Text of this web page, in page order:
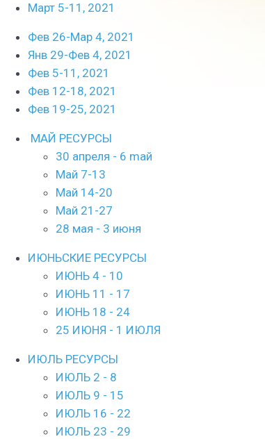
Март 5-11, 2021
Фев 26-Мар 4, 2021
Янв 29-Фев 4, 2021
Фев 5-11, 2021
Фев 12-18, 2021
Фев 19-25, 2021
МАЙ РЕСУРСЫ
30 апреля - 6 mай
Май 7-13
Май 14-20
Май 21-27
28 мая - 3 июня
ИЮНЬСКИЕ РЕСУРСЫ
ИЮНЬ 4 - 10
ИЮНЬ 11 - 17
ИЮНЬ 18 - 24
25 ИЮНЯ - 1 ИЮЛЯ
ИЮЛЬ РЕСУРСЫ
ИЮЛЬ 2 - 8
ИЮЛЬ 9 - 15
ИЮЛЬ 16 - 22
ИЮЛЬ 23 - 29